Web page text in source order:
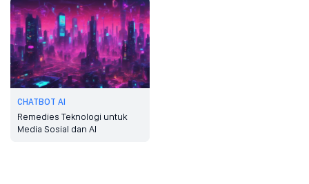
CHATBOT AI
Remedies Teknologi untuk
Media Sosial dan AI